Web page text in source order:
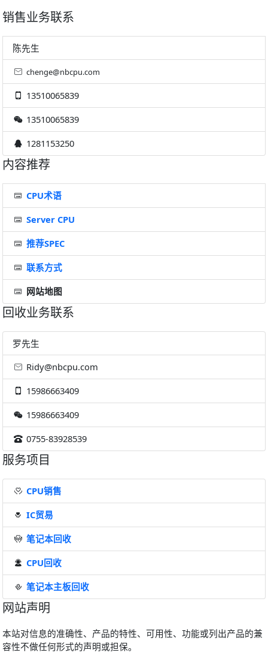
销售业务联系
陈先生
chenge@nbcpu.com
13510065839
13510065839
1281153250
内容推荐
CPU术语
Server CPU
推荐SPEC
联系方式
网站地图
回收业务联系
罗先生
Ridy@nbcpu.com
15986663409
15986663409
0755-83928539
服务项目
CPU销售
IC贸易
笔记本回收
CPU回收
笔记本主板回收
网站声明
本站对信息的准确性、产品的特性、可用性、功能或列出产品的兼
容性不做任何形式的声明或担保。